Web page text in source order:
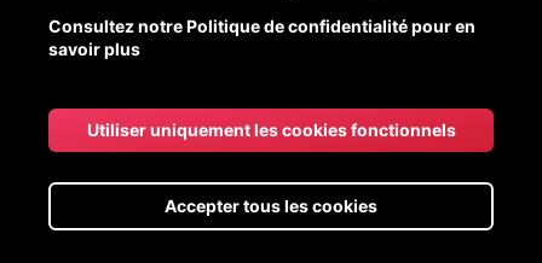
Consultez notre Politique de confidentialité pour en
savoir plus
Utiliser uniquement les cookies fonctionnels
Accepter tous les cookies